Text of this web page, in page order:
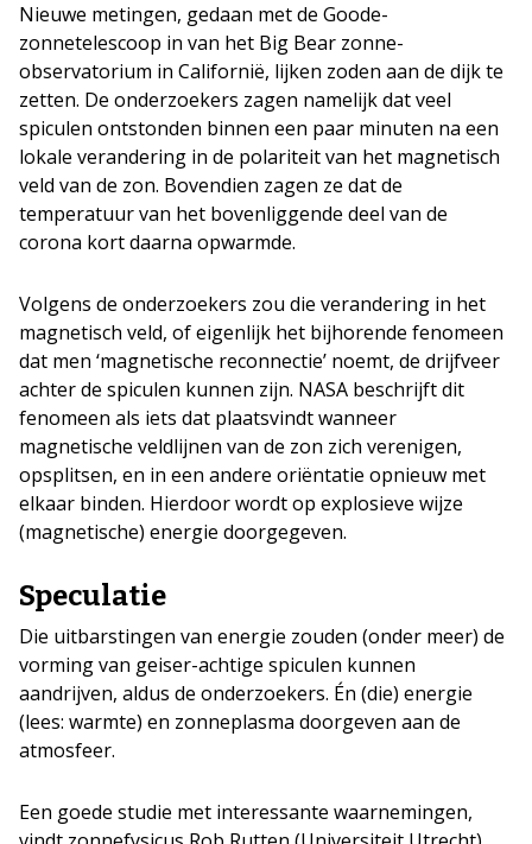
Nieuwe metingen, gedaan met de Goode-
zonnetelescoop in van het Big Bear zonne-
observatorium in Californië, lijken zoden aan de dijk te
zetten. De onderzoekers zagen namelijk dat veel
spiculen ontstonden binnen een paar minuten na een
lokale verandering in de polariteit van het magnetisch
veld van de zon. Bovendien zagen ze dat de
temperatuur van het bovenliggende deel van de
corona kort daarna opwarmde.
Volgens de onderzoekers zou die verandering in het
magnetisch veld, of eigenlijk het bijhorende fenomeen
dat men ‘magnetische reconnectie’ noemt, de drijfveer
achter de spiculen kunnen zijn. NASA beschrijft dit
fenomeen als iets dat plaatsvindt wanneer
magnetische veldlijnen van de zon zich verenigen,
opsplitsen, en in een andere oriëntatie opnieuw met
elkaar binden. Hierdoor wordt op explosieve wijze
(magnetische) energie doorgegeven.
Speculatie
Die uitbarstingen van energie zouden (onder meer) de
vorming van geiser-achtige spiculen kunnen
aandrijven, aldus de onderzoekers. Én (die) energie
(lees: warmte) en zonneplasma doorgeven aan de
atmosfeer.
Een goede studie met interessante waarnemingen,